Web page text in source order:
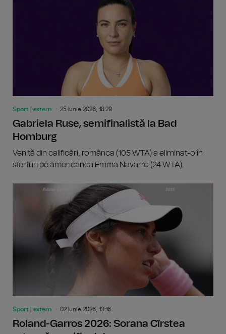
Sport | extern 25 Iunie 2026, 18:29
Gabriela Ruse, semifinalistă la Bad
Homburg
Venită din calificări, românca (105 WTA) a eliminat-o în
sferturi pe americanca Emma Navarro (24 WTA).
Sport | extern 02 Iunie 2026, 13:16
Roland-Garros 2026: Sorana Cîrstea